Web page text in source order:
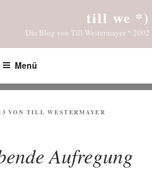
till we *)
Das Blog von Till Westermayer * 2002
Menü
VON TILL WESTERMAYER
Aufregung